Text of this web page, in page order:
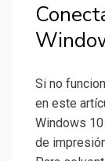
Si no
en este
Windows
de